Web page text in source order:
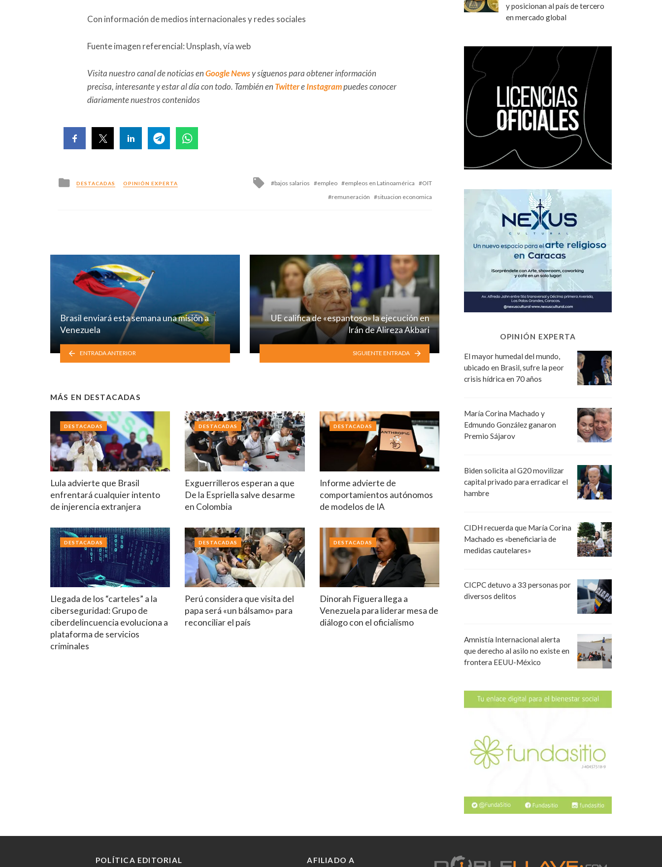
Con información de medios internacionales y redes sociales
Fuente imagen referencial: Unsplash, vía web
Visita nuestro canal de noticias enGoogle Newsy síguenos para obtener información
precisa, interesante y estar al día con todo. También en TwittereInstagrampuedes conocer
diariamente nuestros contenidos
Posted
in
DESTACADAS OPINIÓN EXPERTA
Tagged
with
bajos salarios empleo empleos en Latinoamérica
OIT
remuneración
situacion economica
Brasil enviará esta semana una misión a
Venezuela
ENTRADA ANTERIOR
UE califica de «espantoso» la ejecución en
Irán de Alireza Akbari
SIGUIENTE ENTRADA
MÁS EN DESTACADAS
Lula advierte que Brasil
enfrentará cualquier intento
de injerencia extranjera
DESTACADAS
Exguerrilleros esperan a que
De la Espriella salve desarme
en Colombia
DESTACADAS
Informe advierte de
comportamientos autónomos
de modelos de IA
DESTACADAS
Llegada de los “carteles” a la
ciberseguridad: Grupo de
ciberdelincuencia evoluciona a
plataforma de servicios
criminales
DESTACADAS
Perú considera que visita del
papa será «un bálsamo» para
reconciliar el país
DESTACADAS
Dinorah Figuera llega a
Venezuela para liderar mesa de
diálogo con el oficialismo
DESTACADAS
y posicionan al país de tercero
en mercado global
OPINIÓN EXPERTA
El mayor humedal del mundo,
ubicado en Brasil, sufre la peor
crisis hídrica en 70 años
María Corina Machado y
Edmundo González ganaron
Premio Sájarov
Biden solicita al G20 movilizar
capital privado para erradicar el
hambre
CIDH recuerda que María Corina
Machado es «beneficiaria de
medidas cautelares»
CICPC detuvo a 33 personas por
diversos delitos
Amnistía Internacional alerta
que derecho al asilo no existe en
frontera EEUU-México
POLÍTICA EDITORIAL AFILIADO A